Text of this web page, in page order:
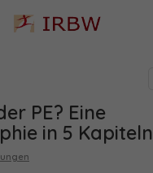
PE? Eine
in 5 Kapiteln